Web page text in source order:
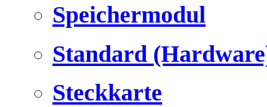
Speichermodul
Standard
Steckkarte